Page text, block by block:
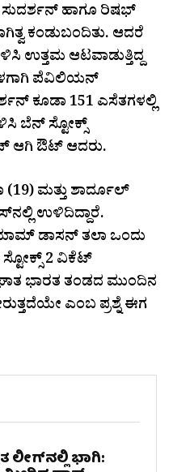
ಹಾಗೂ ರಿಷಭ್
ಕಂಡುಬಂದಿತು. ಆದರೆ
ಉತ್ತಮ ಆಟವಾಡುತ್ತಿದ್ದ
ಪೆವಿಲಿಯನ್
ಕೂಡಾ 151 ಎಸೆತಗಳಲ್ಲಿ
ಬೆನ್ ಸ್ಟೋಕ್ಸ್
ಆಗಿ ಔಟ್ ಆದರು.
(19) ಮತ್ತು ಶಾರ್ದೂಲ್
ಉಳಿದಿದ್ದಾರೆ.
ಡಾಸನ್ ತಲಾ ಒಂದು
2 ವಿಕೆಟ್
ಭಾರತ ತಂಡದ ಮುಂದಿನ
ಎಂಬ ಪ್ರಶ್ನೆ ಈಗ
ಲೀಗ್‌ನಲ್ಲಿ ಭಾಗಿ: